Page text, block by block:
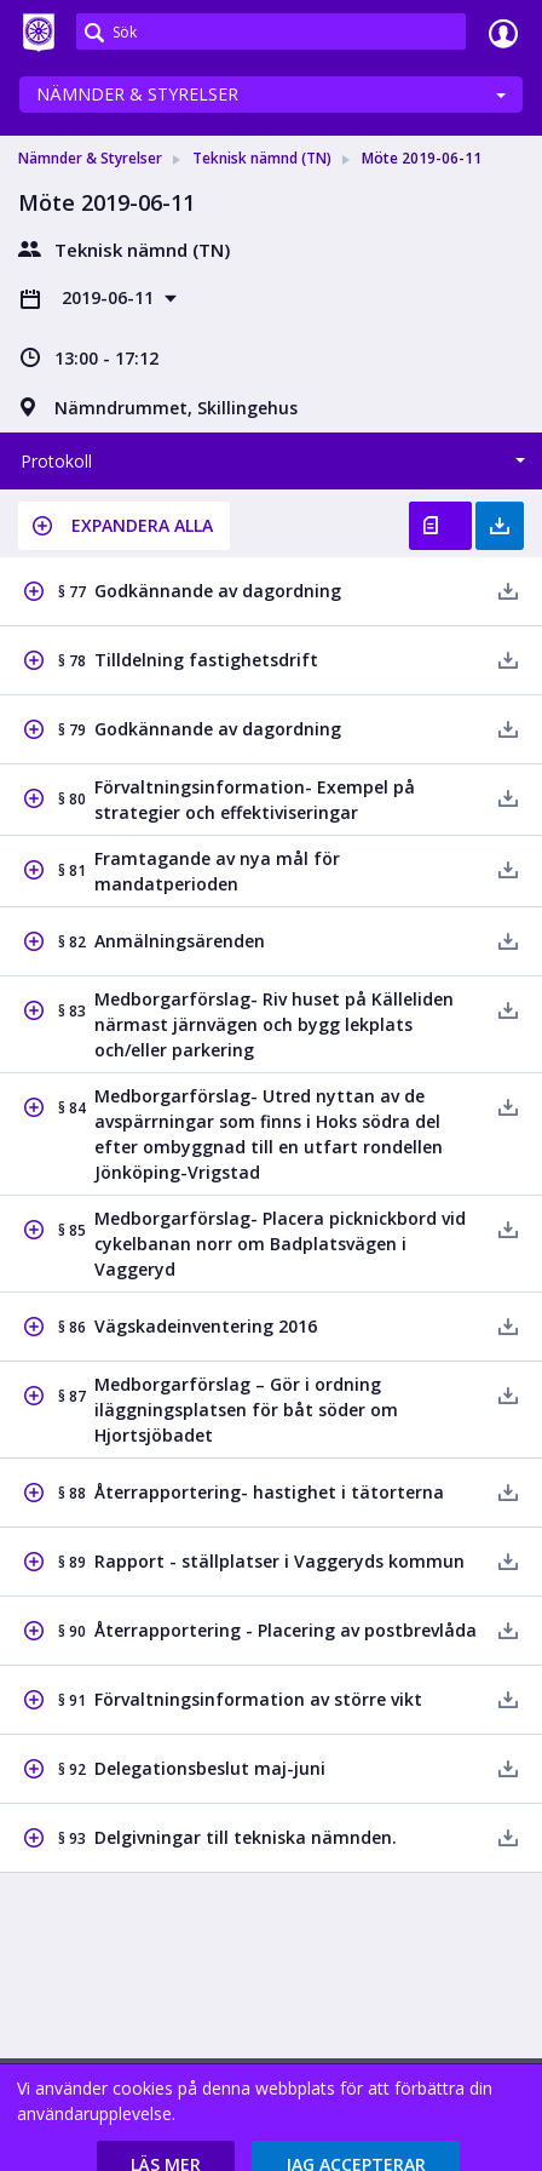
Meetings+
NÄMNDER & STYRELSER
Nämnder & Styrelser Teknisk nämnd (TN) Möte 2019-06-11
Möte 2019-06-11
Teknisk nämnd (TN)
2019-06-11
13:00 - 17:12
Nämndrummet, Skillingehus
Protokoll
EXPANDERA ALLA
§ 77 Godkännande av dagordning
§ 78 Tilldelning fastighetsdrift
§ 79 Godkännande av dagordning
§ 80
Förvaltningsinformation- Exempel på
strategier och effektiviseringar
§ 81
Framtagande av nya mål för
mandatperioden
§ 82 Anmälningsärenden
§ 83
Medborgarförslag- Riv huset på Källeliden
närmast järnvägen och bygg lekplats
och/eller parkering
§ 84
Medborgarförslag- Utred nyttan av de
avspärrningar som finns i Hoks södra del
efter ombyggnad till en utfart rondellen
Jönköping-Vrigstad
§ 85
Medborgarförslag- Placera picknickbord vid
cykelbanan norr om Badplatsvägen i
Vaggeryd
§ 86 Vägskadeinventering 2016
§ 87
Medborgarförslag – Gör i ordning
iläggningsplatsen för båt söder om
Hjortsjöbadet
§ 88 Återrapportering- hastighet i tätorterna
§ 89 Rapport - ställplatser i Vaggeryds kommun
§ 90 Återrapportering - Placering av postbrevlåda
§ 91 Förvaltningsinformation av större vikt
§ 92 Delegationsbeslut maj-juni
§ 93 Delgivningar till tekniska nämnden.
Copyright В© 2026 (9.2.0.0)
Vi använder cookies på denna webbplats för att förbättra din
användarupplevelse.